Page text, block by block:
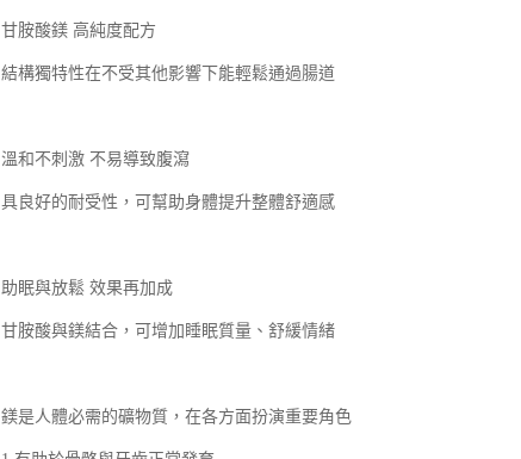
甘胺酸鎂 高純度配方
結構獨特性在不受其他影響下能輕鬆通過腸道
溫和不刺激 不易導致腹瀉
具良好的耐受性，可幫助身體提升整體舒適感
助眠與放鬆 效果再加成
甘胺酸與鎂結合，可增加睡眠質量、舒緩情緒
鎂是人體必需的礦物質，在各方面扮演重要角色